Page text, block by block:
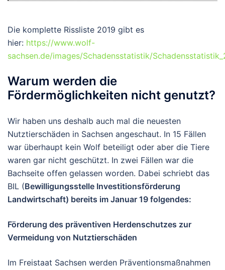
Die komplette Rissliste 2019 gibt es
hier: https://www.wolf-
sachsen.de/images/Schadensstatistik/
Warum werden die
Fördermöglichkeiten nicht genutzt?
Wir haben uns deshalb auch mal die neuesten
Nutztierschäden in Sachsen angeschaut. In 15 Fällen
war überhaupt kein Wolf beteiligt oder aber die Tiere
waren gar nicht geschützt. In zwei Fällen war die
Bachseite offen gelassen worden. Dabei schriebt das
BIL (Bewilligungsstelle Investitionsförderung
Landwirtschaft) bereits im Januar 19 folgendes:
Förderung des präventiven Herdenschutzes zur
Vermeidung von Nutztierschäden
Im Freistaat Sachsen werden Präventionsmaßnahmen